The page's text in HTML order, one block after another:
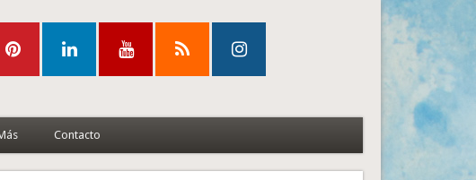
Contacto